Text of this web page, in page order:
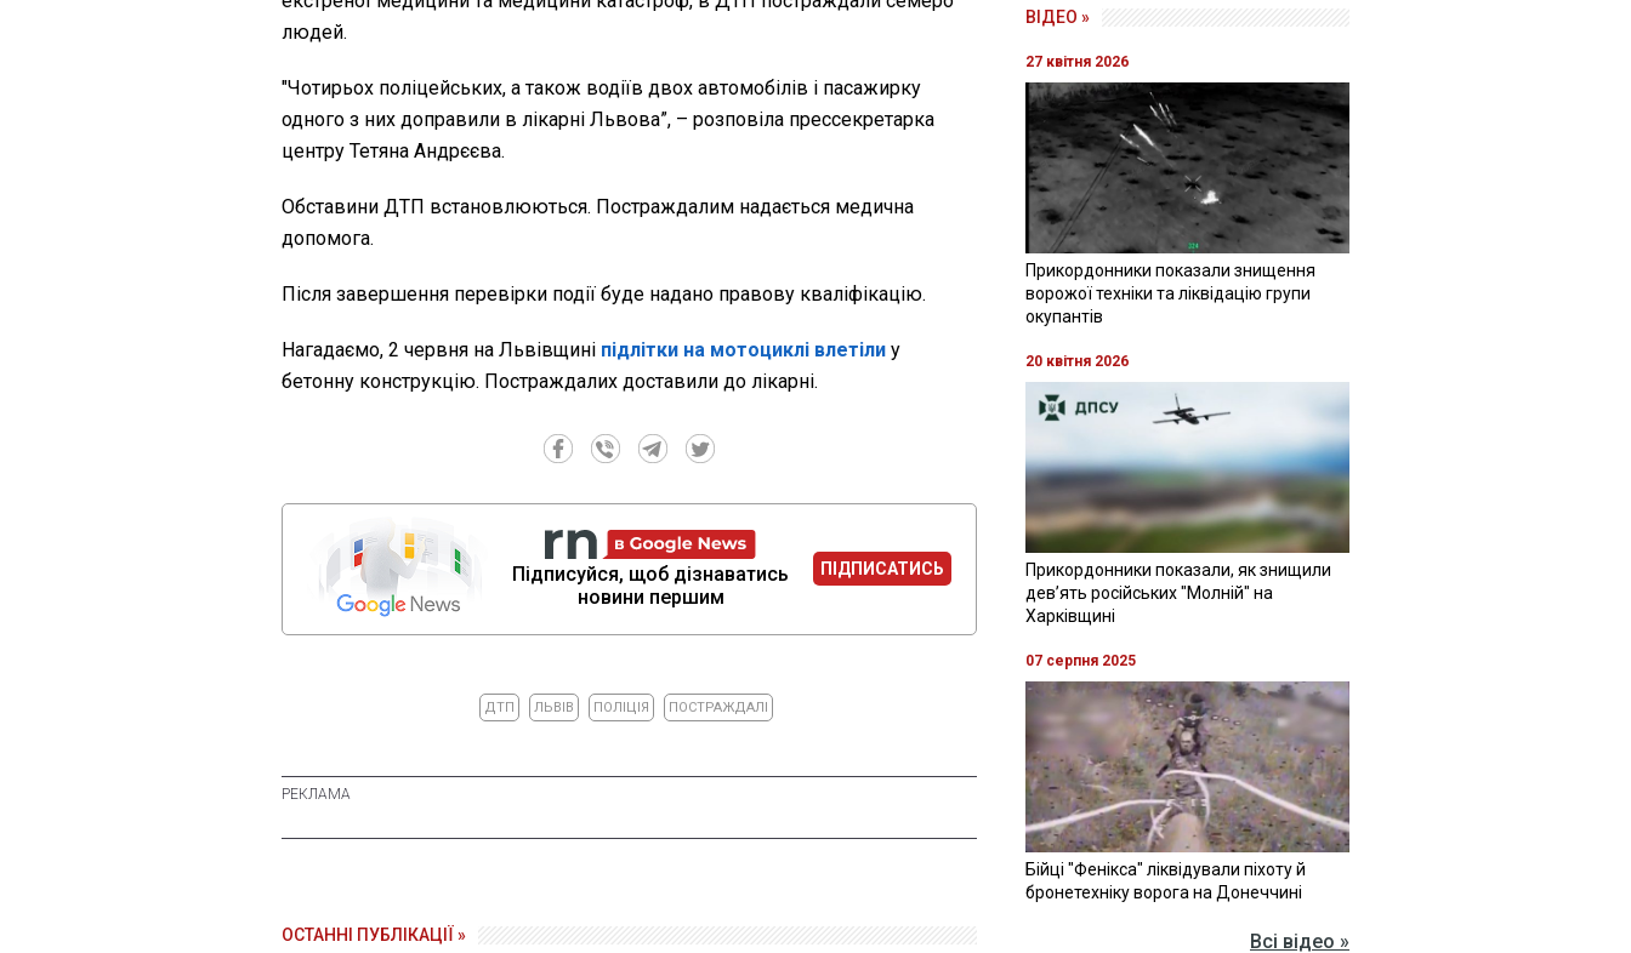
людей.
"Чотирьох поліцейських, а також водіїв двох автомобілів і пасажирку
одного з них доправили в лікарні Львова”, – розповіла прессекретарка
центру Тетяна Андрєєва.
Обставини ДТП встановлюються. Постраждалим надається медична
допомога.
Після завершення перевірки події буде надано правову кваліфікацію.
Нагадаємо, 2 червня на Львівщині підлітки на мотоциклі влетіли у
бетонну конструкцію. Постраждалих доставили до лікарні.
Підписуйся, щоб дізнаватись
новини першим
ПІДПИСАТИСЬ
ДТП ЛЬВІВ ПОЛІЦІЯ ПОСТРАЖДАЛІ
ОСТАННІ ПУБЛІКАЦІЇ »
ВІДЕО »
27 квітня 2026
Прикордонники показали знищення
ворожої техніки та ліквідацію групи
окупантів
20 квітня 2026
Прикордонники показали, як знищили
девʼять російських "Молній" на
Харківщині
07 серпня 2025
Бійці "Фенікса" ліквідували піхоту й
бронетехніку ворога на Донеччині
Всі відео »